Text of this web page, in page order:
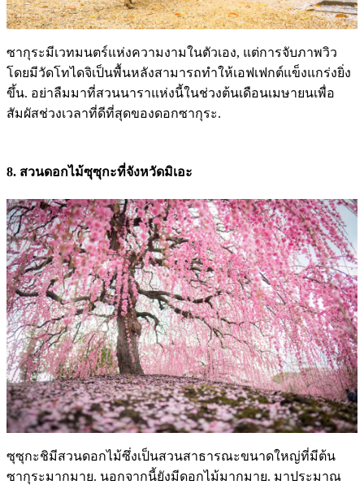
ซากุระมีเวทมนตร์แห่งความงามในตัวเอง, แต่การจับภาพวิว
โดยมีวัดโทไดจิเป็นพื้นหลังสามารถทำให้เอฟเฟกต์แข็งแกร่งยิ่ง
ขึ้น. อย่าลืมมาที่สวนนาราแห่งนี้ในช่วงต้นเดือนเมษายนเพื่อ
สัมผัสช่วงเวลาที่ดีที่สุดของดอกซากุระ.
8. สวนดอกไม้ซุซุกะที่จังหวัดมิเอะ
ซุซุกะชิมีสวนดอกไม้ซึ่งเป็นสวนสาธารณะขนาดใหญ่ที่มีต้น
ซากุระมากมาย. นอกจากนี้ยังมีดอกไม้มากมาย. มาประมาณ